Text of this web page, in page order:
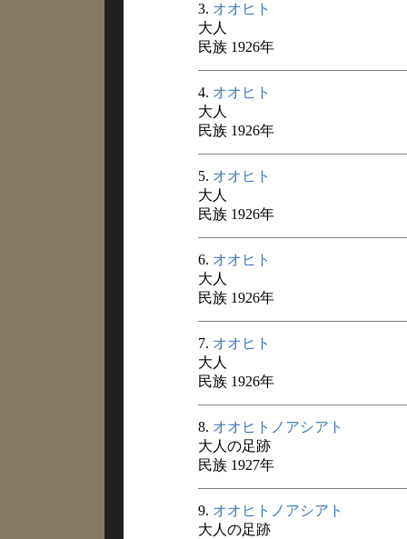
3. オオヒト
大人
民族 1926年
4. オオヒト
大人
民族 1926年
5. オオヒト
大人
民族 1926年
6. オオヒト
大人
民族 1926年
7. オオヒト
大人
民族 1926年
8. オオヒトノアシアト
大人の足跡
民族 1927年
9. オオヒトノアシアト
大人の足跡